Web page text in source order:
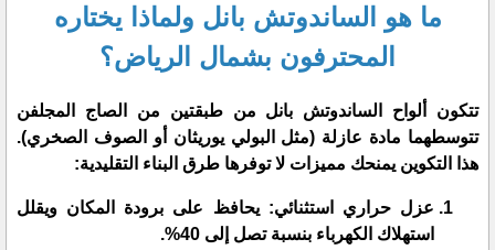
​ما هو الساندوتش بانل ولماذا يختاره
المحترفون بشمال الرياض؟
​تتكون ألواح الساندوتش بانل من طبقتين من الصاج المجلفن
تتوسطهما مادة عازلة (مثل البولي يوريثان أو الصوف الصخري).
هذا التكوين يمنحك مميزات لا توفرها طرق البناء التقليدية:
​عزل حراري استثنائي: يحافظ على برودة المكان ويقلل
استهلاك الكهرباء بنسبة تصل إلى 40%.